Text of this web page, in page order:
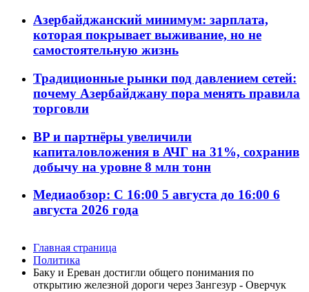
Азербайджанский минимум: зарплата,
которая покрывает выживание, но не
самостоятельную жизнь
Традиционные рынки под давлением сетей:
почему Азербайджану пора менять правила
торговли
BP и партнёры увеличили
капиталовложения в АЧГ на 31%, сохранив
добычу на уровне 8 млн тонн
Медиаобзор: С 16:00 5 августа до 16:00 6
августа 2026 года
Главная страница
Политика
Баку и Ереван достигли общего понимания по
открытию железной дороги через Зангезур - Оверчук